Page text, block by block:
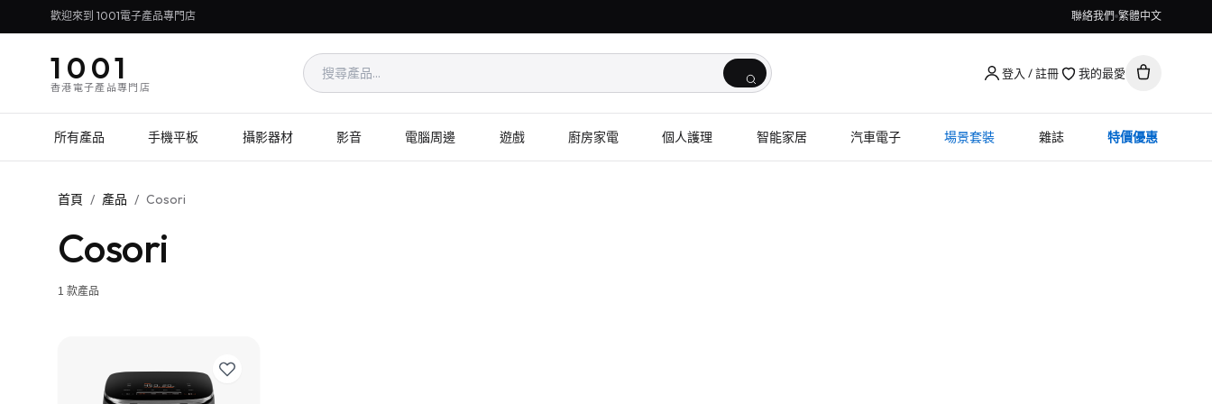
歡迎來到 1001電子產品專門店 聯絡我們 繁體中文
1001
香港電子產品專門店
登入 / 註冊 我的最愛
所有產品 手機平板 攝影器材 影音 電腦周邊 遊戲 廚房家電 個人護理 智能家居 汽車電子 場景套裝 雜誌 特價優惠
首頁 / 產品 / Cosori
Cosori
1 款產品